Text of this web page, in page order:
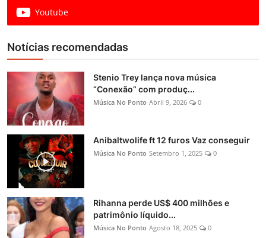
Youtube
Notícias recomendadas
Stenio Trey lança nova música
“Conexão” com produç...
Música No Ponto Abril 9, 2026 0
Anibaltwolife ft 12 furos Vaz conseguir
Música No Ponto Setembro 1, 2025 0
Rihanna perde US$ 400 milhões e
patrimônio líquido...
Música No Ponto Agosto 18, 2025 0